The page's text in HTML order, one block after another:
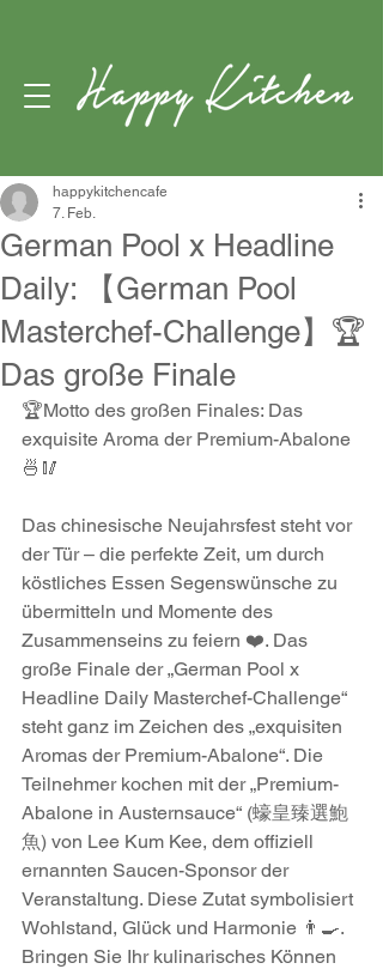
German Pool x Headline
Daily: 【German Pool
Masterchef-Challenge】🏆
Das große Finale
happykitchencafe
7. Feb.
🏆Motto des großen Finales: Das
exquisite Aroma der Premium-Abalone
🍜🥢
Das chinesische Neujahrsfest steht vor
der Tür – die perfekte Zeit, um durch
köstliches Essen Segenswünsche zu
übermitteln und Momente des
Zusammenseins zu feiern ❤️. Das
große Finale der „German Pool x
Headline Daily Masterchef-Challenge“
steht ganz im Zeichen des „exquisiten
Aromas der Premium-Abalone“. Die
Teilnehmer kochen mit der „Premium-
Abalone in Austernsauce“ (蠔皇臻選鮑
魚) von Lee Kum Kee, dem offiziell
ernannten Saucen-Sponsor der
Veranstaltung. Diese Zutat symbolisiert
Wohlstand, Glück und Harmonie 👨‍🍳.
Bringen Sie Ihr kulinarisches Können